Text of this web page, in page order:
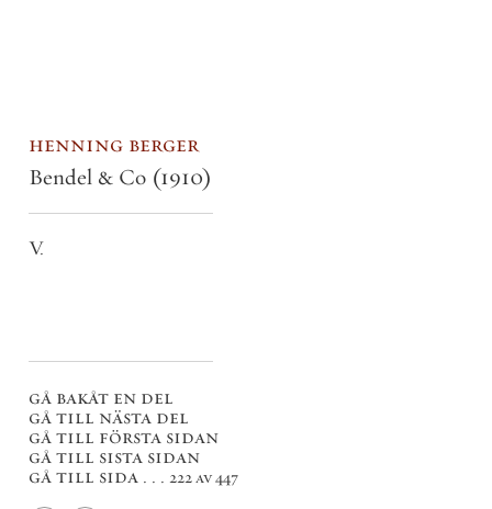
henning berger
Bendel & Co (1910)
V.
gå bakåt en del
gå till nästa del
gå till första sidan
gå till sista sidan
gå till sida . . . 222 av 447